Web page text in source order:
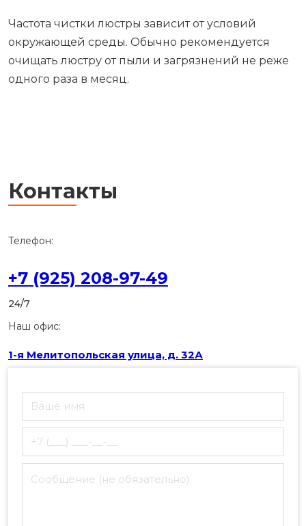
Частота чистки люстры зависит от условий
окружающей среды. Обычно рекомендуется
очищать люстру от пыли и загрязнений не реже
одного раза в месяц.
Контакты
Телефон:
+7 (925) 208-97-49
24/7
Наш офис:
1-я Мелитопольская улица, д. 32А